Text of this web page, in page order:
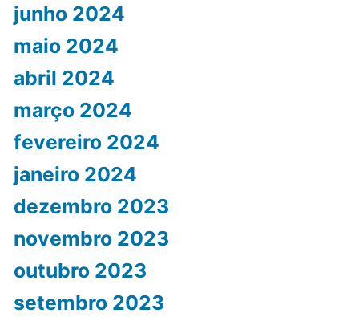
junho 2024
maio 2024
abril 2024
março 2024
fevereiro 2024
janeiro 2024
dezembro 2023
novembro 2023
outubro 2023
setembro 2023